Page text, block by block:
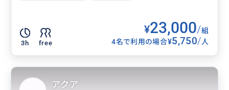
3h free
¥23,000/組
4名で利用の場合¥5,750/人
アクア